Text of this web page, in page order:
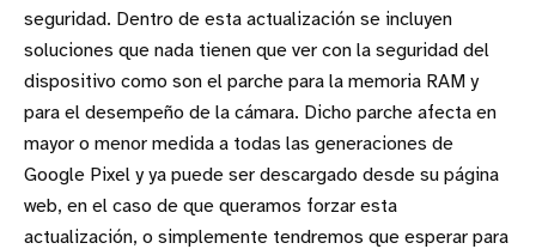
seguridad. Dentro de esta actualización se incluyen
soluciones que nada tienen que ver con la seguridad del
dispositivo como son el parche para la memoria RAM y
para el desempeño de la cámara. Dicho parche afecta en
mayor o menor medida a todas las generaciones de
Google Pixel y ya puede ser descargado desde su página
web, en el caso de que queramos forzar esta
actualización, o simplemente tendremos que esperar para